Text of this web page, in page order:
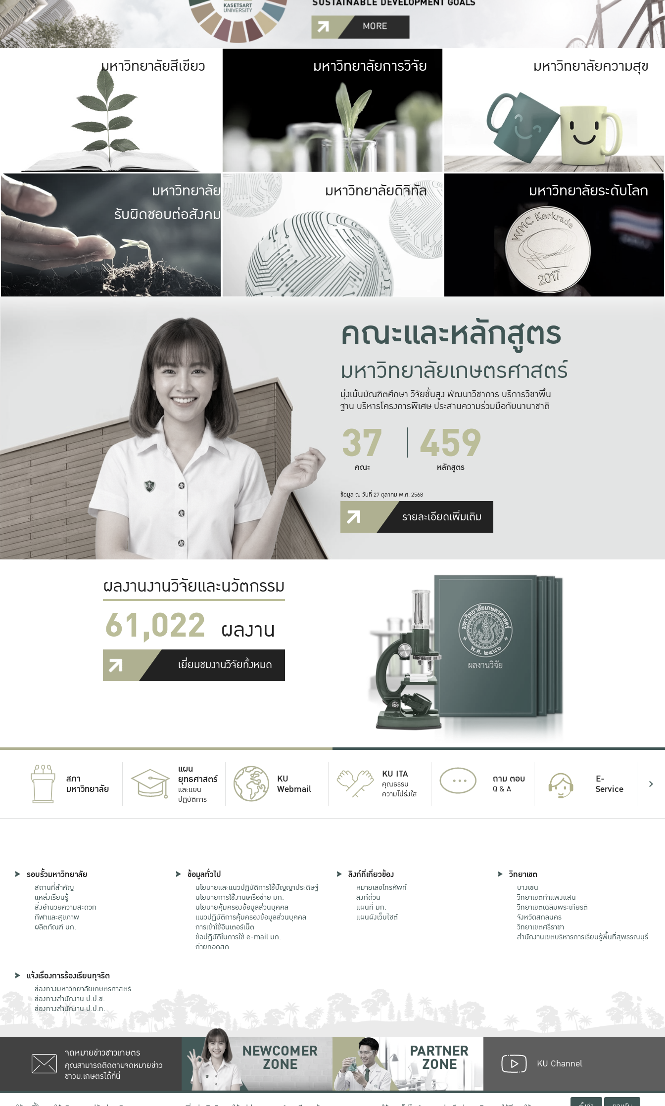
มหาวิทยาลัยสีเขียว มหาวิทยาลัย
เกษตรศาสตร์ มีพื้นที่เขียวสดใส หนาแน่น
เป็นป่าในเมือง (URBAN FOREST)
เกษตรในเมือง (URBAN AGRICULTURE)
ที่นับรวมกันได้ประมาณ 1,400 ไร่
มหาวิทยาลัยการวิจัย มหาวิทยาลัย
ให้กับประชาชน
มหาวิทยาลัยความสุข
มหาวิทยาลัย
รับผิดชอบต่อสังคม
มหาวิทยาลัยรับผิดชอบต่อสังคม
ร่วมมือกับชุมชน เพื่อความกินดีอยู่ดี
และความสุขอย่างยั่งยืน
มองปัญหาในภาพกว้าง
แก้ไขจากปัญหาจุดเล็กๆ
มหาวิทยาลัยดิจิทัล มหาวิทยา
พร้อมที่จ
และผลักดันในการใช้ระบบส
เพื่อการทำงานแ
มหาวิทยาลัยระดับโลก
คณะและหลักสูตร
มหาวิทยาลัยเกษตรศาสตร์
มุ่งเน้นบัณฑิตศึกษา วิจัยขั้นสูง พัฒนาวิชาการ บริการวิชาพื้น
ฐาน บริหารโครงการพิเศษ ประสานความร่วมมือกับนานาชาติ
37
คณะ 459
หลักสูตร
ข้อมูล ณ วันที่ 27 ตุลาคม พ.ศ. 2568
รายละเอียดเพิ่มเติม
ผลงานงานวิจัยและนวัตกรรม
61,022 ผลงาน
เยี่ยมชมงานวิจัยทั้งหมด
สภา
มหาวิทยาลัย
แผน
ยุทธศาสตร์
และแผน
ปฏิบัติการ
KU
Webmail
KU ITA
คุณธรรม
ความโปร่งใส
... ถาม ตอบ
Q & A
E-
Service
รอบรั้วมหาวิทยาลัย
สถานที่สำคัญ
แหล่งเรียนรู้
สิ่งอำนวยความสะดวก
กีฬาและสุขภาพ
ผลิตภัณฑ์ มก.
ข้อมูลทั่วไป
นโยบายและแนวปฏิบัติการใช้ปัญญาประดิษฐ์
นโยบายการใช้งานเครือข่าย มก.
นโยบายคุ้มครองข้อมูลส่วนบุคคล
แนวปฏิบัติการคุ้มครองข้อมูลส่วนบุคคล
การเข้าใช้อินเตอร์เน็ต
ข้อปฏิบัติในการใช้ e-mail มก.
ถ่ายทอดสด
ลิงก์ที่เกี่ยวข้อง
หมายเลขโทรศัพท์
ลิงก์ด่วน
แผนที่ มก.
แผนผังเว็บไซต์
วิทยาเขต
บางเขน
วิทยาเขตกําแพงแสน
วิทยาเขตเฉลิมพระเกียรติ
จังหวัดสกลนคร
วิทยาเขตศรีราชา
สำนักงานเขตบริหารการเรียนรู้พื้นที่สุพรรณบุรี
แจ้งเรื่องการร้องเรียนทุจริต
ช่องทางมหาวิทยาลัยเกษตรศาสตร์
ช่องทางสำนักงาน ป.ป.ช.
ช่องทางสำนักงาน ป.ป.ท.
จดหมายข่าวชาวเกษตร
คุณสามารถติดตามจดหมายข่าว
ชาวม.เกษตรได้ที่นี่
NEWCOMER
ZONE
PARTNER
ZONE KU Channel